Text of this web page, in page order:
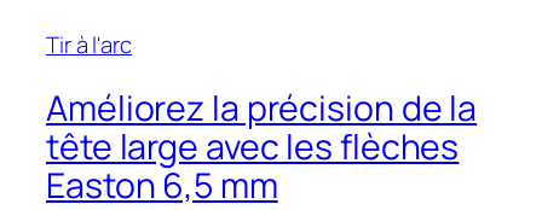
Tir à l'arc
Améliorez la précision de la
tête large avec les flèches
Easton 6,5 mm